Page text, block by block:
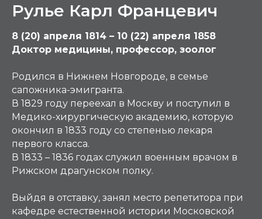
Рулье Карл Францевич
8 (20) апреля 1814 – 10 (22) апреля 1858
Доктор медицины, профессор, зоолог
Родился в Нижнем Новгороде, в семье
сапожника-эмигранта.
В 1829 году переехал в Москву и поступил в
Медико-хирургическую академию, которую
окончил в 1833 году со степенью лекаря
первого класса.
В 1833 – 1836 годах служил военным врачом в
Рижском драгунском полку.
Выйдя в отставку, занял место репетитора при
кафедре естественной истории Московской